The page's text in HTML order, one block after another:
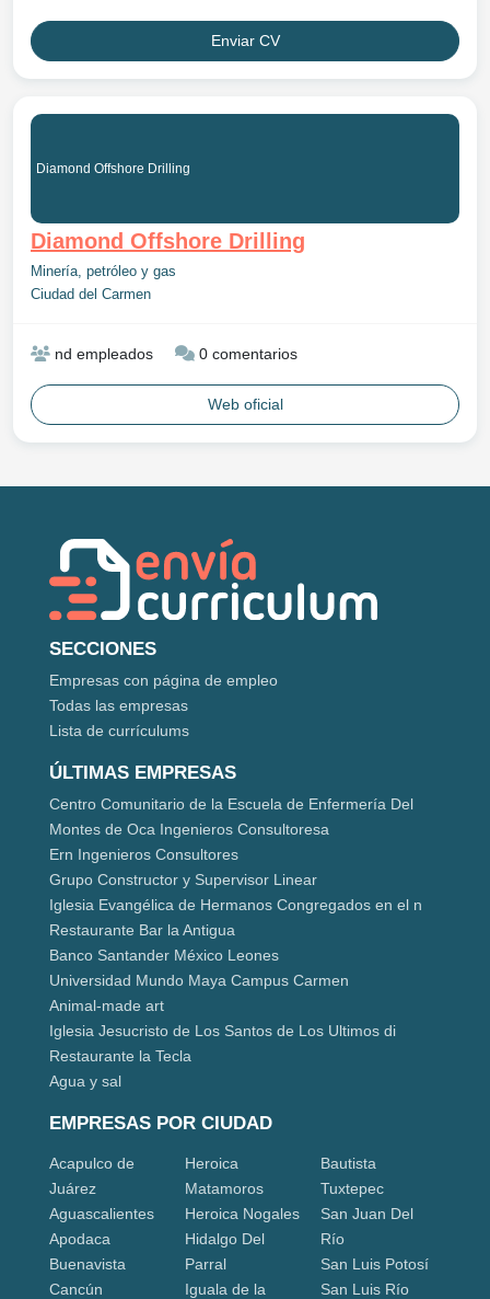
Enviar CV
Diamond Offshore Drilling
Diamond Offshore Drilling
Minería, petróleo y gas
Ciudad del Carmen
nd empleados 0 comentarios
Web oficial
SECCIONES
Empresas con página de empleo
Todas las empresas
Lista de currículums
ÚLTIMAS EMPRESAS
Centro Comunitario de la Escuela de Enfermería Del
Montes de Oca Ingenieros Consultoresa
Ern Ingenieros Consultores
Grupo Constructor y Supervisor Linear
Iglesia Evangélica de Hermanos Congregados en el n
Restaurante Bar la Antigua
Banco Santander México Leones
Universidad Mundo Maya Campus Carmen
Animal-made art
Iglesia Jesucristo de Los Santos de Los Ultimos di
Restaurante la Tecla
Agua y sal
EMPRESAS POR CIUDAD
Acapulco de
Juárez
Aguascalientes
Apodaca
Buenavista
Cancún
Heroica
Matamoros
Heroica Nogales
Hidalgo Del
Parral
Iguala de la
Bautista
Tuxtepec
San Juan Del
Río
San Luis Potosí
San Luis Río